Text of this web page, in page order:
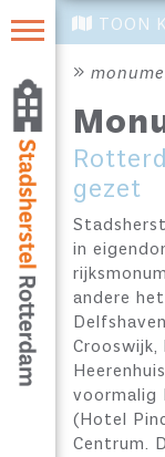
TOON
gezet
in
andere
voormalig
(Hotel
Centrum.